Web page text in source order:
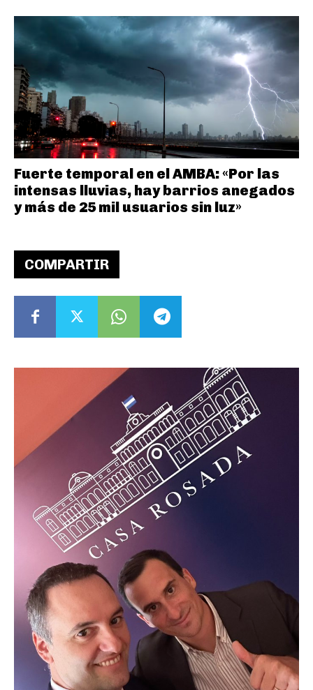
COMPARTIR
Fuerte temporal en el AMBA: «Por las
intensas lluvias, hay barrios anegados
y más de 25 mil usuarios sin luz»